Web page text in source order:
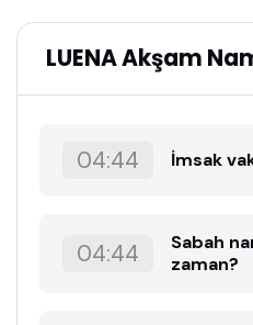
LUENA Akşam
04:44 İmsak
04:44
Sabah
zaman?